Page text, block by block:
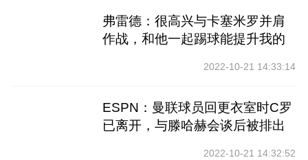
弗雷德：很高兴与卡塞米罗并肩
作战，和他一起踢球能提升我的
2022-10-21 14:33:14
ESPN：曼联球员回更衣室时C罗
已离开，与滕哈赫会谈后被排出
2022-10-21 14:32:52